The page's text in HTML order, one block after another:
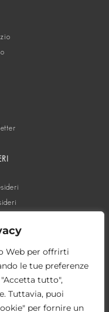
Web per offrirti
le tue preferenze
tutto",
Tuttavia, puoi
per fornire un